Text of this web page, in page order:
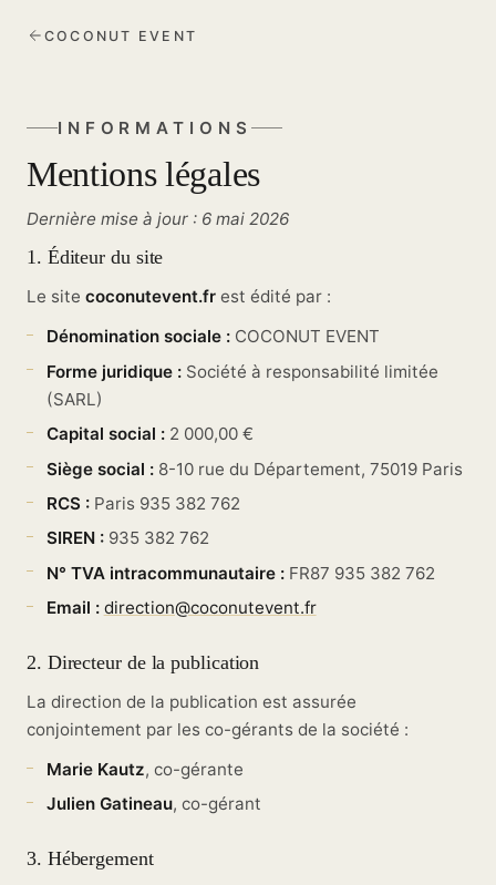
COCONUT EVENT
INFORMATIONS
Mentions légales
Dernière mise à jour : 6 mai 2026
1. Éditeur du site
Le site coconutevent.fr est édité par :
Dénomination sociale :COCONUT EVENT
Forme juridique :Société à responsabilité limitée
(SARL)
Capital social :2 000,00 €
Siège social :8-10 rue du Département, 75019 Paris
RCS :Paris 935 382 762
SIREN :935 382 762
N° TVA intracommunautaire :FR87 935 382 762
Email : direction@coconutevent.fr
2. Directeur de la publication
La direction de la publication est assurée
conjointement par les co-gérants de la société :
Marie Kautz, co-gérante
Julien Gatineau, co-gérant
3. Hébergement